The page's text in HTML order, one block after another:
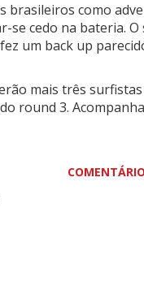
brasileiros como
se cedo na bateria.
um back up
mais três
round 3.